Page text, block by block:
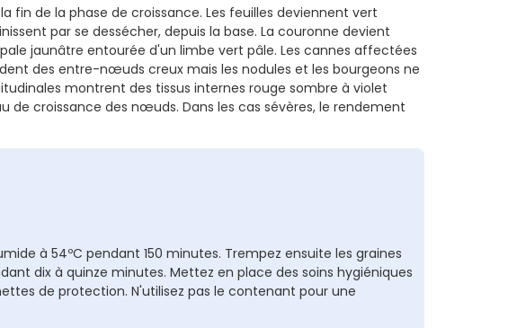
fin de la phase de croissance. Les feuilles deviennent vert
par se dessécher, depuis la base. La couronne devient
jaunâtre entourée d'un limbe vert pâle. Les cannes affectées
des entre-nœuds creux mais les nodules et les bourgeons ne
montrent des tissus internes rouge sombre à violet
de croissance des nœuds. Dans les cas sévères, le rendement
à 54ºC pendant 150 minutes. Trempez ensuite les graines
dix à quinze minutes. Mettez en place des soins hygiéniques
de protection. N'utilisez pas le contenant pour une